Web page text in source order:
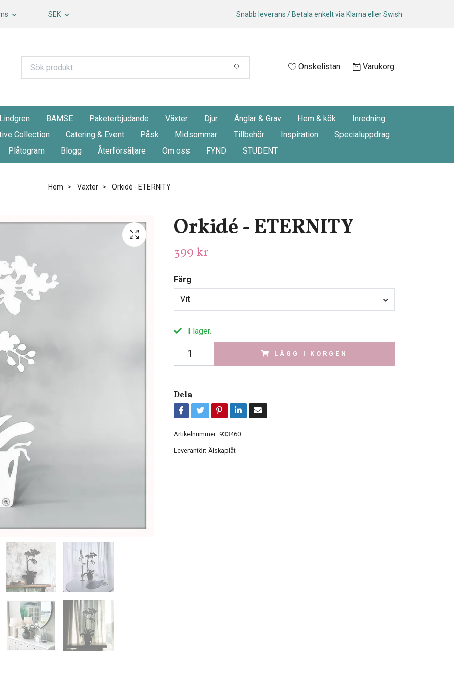
SEK Snabb leverans / Betala enkelt via Klarna eller Swish
Önskelistan Varukorg
BAMSE Paketerbjudande Växter Djur Änglar & Grav Hem & kök
Inredning
Collection
Catering & Event Påsk Midsommar Tillbehör Inspiration
Specialuppdrag
Plåtogram
Blogg Återförsäljare Om oss FYND STUDENT
Hem Växter Orkidé - ETERNITY
Orkidé - ETERNITY
399 kr
Färg
Vit
I lager.
LÄGG I KORGEN
Dela
Artikelnummer: 933460
Leverantör: Älskaplåt